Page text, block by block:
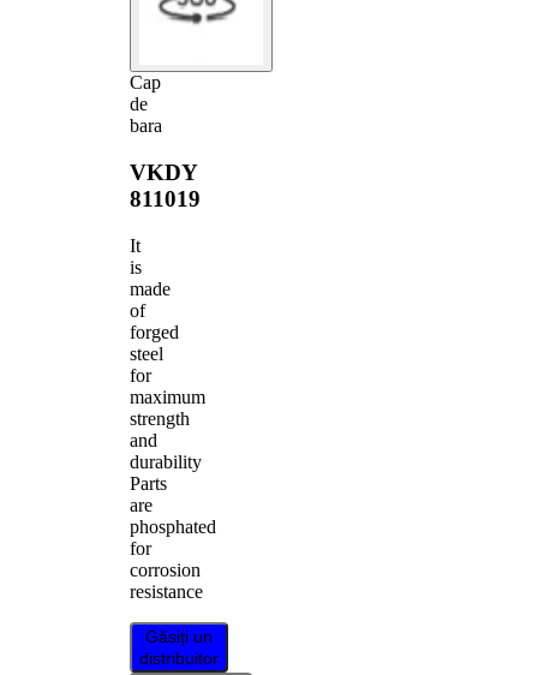
Cap
de
bara
VKDY
811019
It
is
made
of
forged
steel
for
maximum
strength
and
durability
Parts
are
phosphated
for
corrosion
resistance
Găsiți un
distribuitor